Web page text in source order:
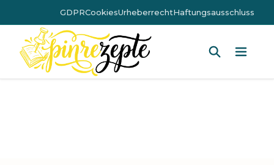
GDPRCookiesUrheberrechtHaftungsausschluss